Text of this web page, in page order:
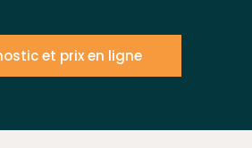
et prix en ligne